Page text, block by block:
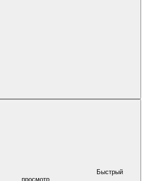
Быстрый
просмотр